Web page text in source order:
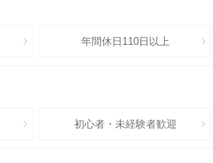
年間休日110日以上
初心者・未経験者歓迎